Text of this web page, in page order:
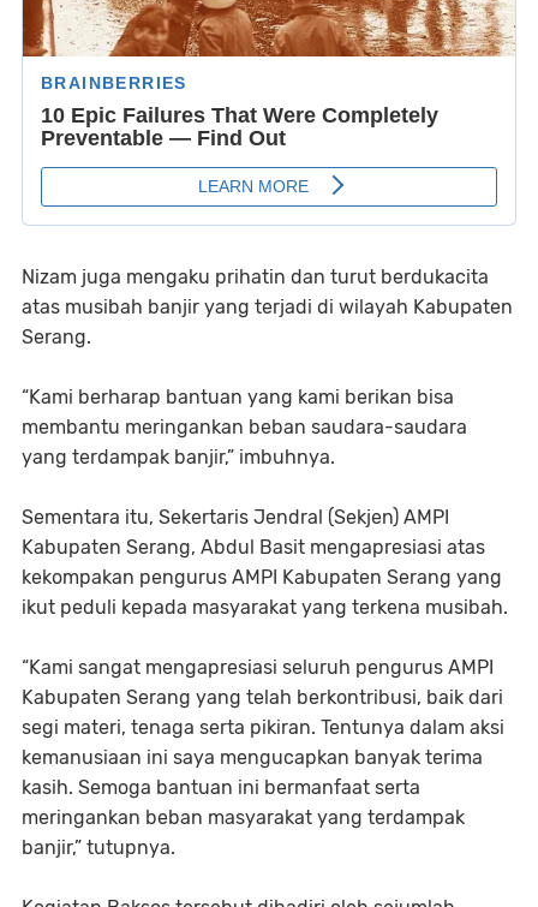
Nizam juga mengaku prihatin dan turut berdukacita
atas musibah banjir yang terjadi di wilayah Kabupaten
Serang.
“Kami berharap bantuan yang kami berikan bisa
membantu meringankan beban saudara-saudara
yang terdampak banjir,” imbuhnya.
Sementara itu, Sekertaris Jendral (Sekjen) AMPI
Kabupaten Serang, Abdul Basit mengapresiasi atas
kekompakan pengurus AMPI Kabupaten Serang yang
ikut peduli kepada masyarakat yang terkena musibah.
“Kami sangat mengapresiasi seluruh pengurus AMPI
Kabupaten Serang yang telah berkontribusi, baik dari
segi materi, tenaga serta pikiran. Tentunya dalam aksi
kemanusiaan ini saya mengucapkan banyak terima
kasih. Semoga bantuan ini bermanfaat serta
meringankan beban masyarakat yang terdampak
banjir,” tutupnya.